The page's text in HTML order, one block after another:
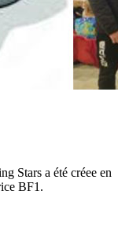
Stars a été créee en
BF1.